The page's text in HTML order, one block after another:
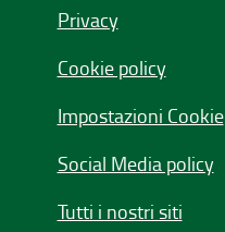
Privacy
Cookie policy
Impostazioni Cookie
Social Media policy
Tutti i nostri siti